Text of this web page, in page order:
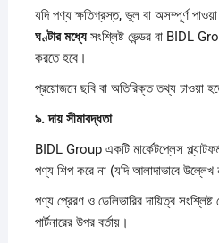
যদি পণ্য ক্ষতিগ্রস্ত, ভুল বা অসম্পূর্ণ
ঘণ্টারমধ্যেসংশ্লিষ্ট ভেন্ডর বা BIDL
করতে হবে।
প্রয়োজনে ছবি বা অতিরিক্ত তথ্য চাওয়া
৯.দায়সীমাবদ্ধতা
BIDL Group একটি মার্কেটপ্লেস
পণ্য শিপ করে না (যদি আলাদাভাবে উল্লেখ
পণ্য প্রেরণ ও ডেলিভারির দায়িত্ব
পার্টনারের উপর বর্তায়।